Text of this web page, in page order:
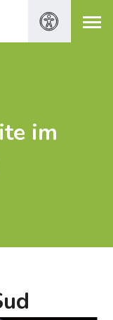
im